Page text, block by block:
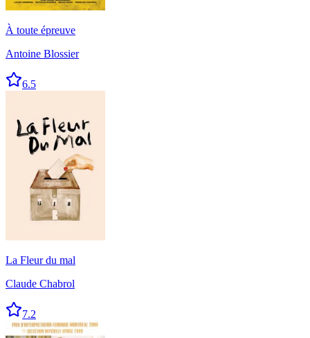
À toute épreuve
Antoine Blossier
6.5
La Fleur du mal
Claude Chabrol
7.2